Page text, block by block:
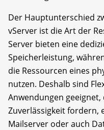
Der Hauptunterschied
vServer ist die Art der
Server bieten eine
Speicherleistung,
die Ressourcen eines
nutzen. Deshalb sind
Anwendungen
Zuverlässigkeit fordern,
Mailserver oder auch